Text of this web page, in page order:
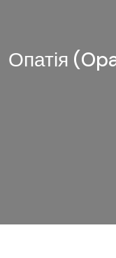
Опатія